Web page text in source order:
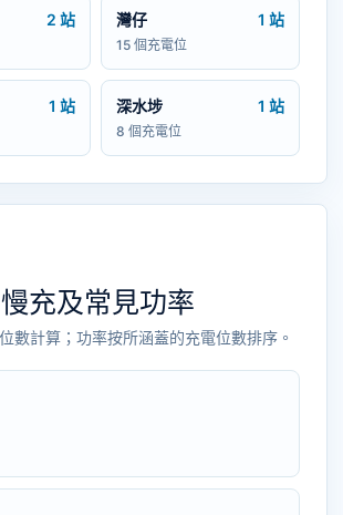
2 站 灣仔 1 站
15 個充電位
1 站 深水埗 1 站
8 個充電位
充及常見功率
數計算；功率按所涵蓋的充電位數排序。